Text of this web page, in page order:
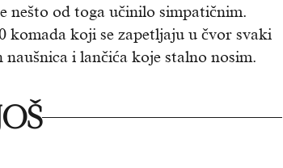
nešto od toga učinilo simpatičnim.
komada koji se zapetljaju u čvor svaki
i lančića koje stalno nosim.